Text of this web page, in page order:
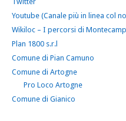
Youtube (Canale più in linea col
Wikiloc – I percorsi di
Plan 1800 s.r.l
Comune di Pian Camuno
Comune di Artogne
Pro Loco Artogne
Comune di Gianico